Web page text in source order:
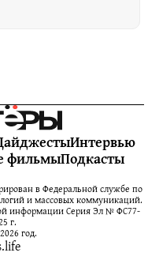
Интервью
фильмыПодкасты
в Федеральной службе по
и массовых коммуникаций.
информации Серия Эл № ФС77-
г.
год.